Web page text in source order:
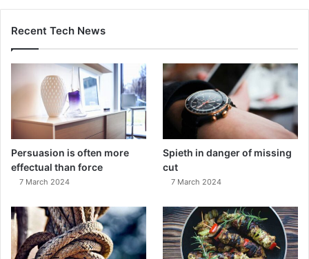
Recent Tech News
Persuasion is often more
effectual than force
7 March 2024
Spieth in danger of missing
cut
7 March 2024